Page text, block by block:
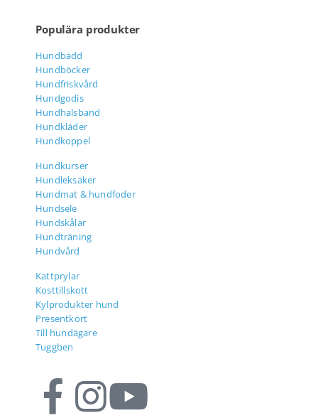
Populära produkter
Hundbädd
Hundböcker
Hundfriskvård
Hundgodis
Hundhalsband
Hundkläder
Hundkoppel
Hundkurser
Hundleksaker
Hundmat & hundfoder
Hundsele
Hundskålar
Hundträning
Hundvård
Kattprylar
Kosttillskott
Kylprodukter hund
Presentkort
Till hundägare
Tuggben